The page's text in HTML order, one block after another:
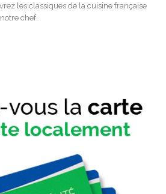
les classiques de la cuisine française
chef.